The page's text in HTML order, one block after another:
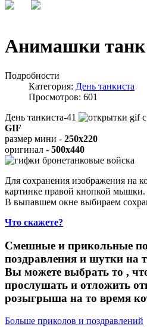
Анимашки танк
Подробности
Категория: День танкиста
Просмотров: 601
День танкиста-41
GIF
размер мини - 250x220
оригинал - 500x440
Для сохранения изображения на
картинке правой кнопкой мышки.
В выпавшем окне выбираем
Что скажете?
Смешные и прикольные
поздравления и шутки на
Вы можете выбрать то ,
прослушать и отложить
розыгрыша на то время
Больше приколов и поздравлений